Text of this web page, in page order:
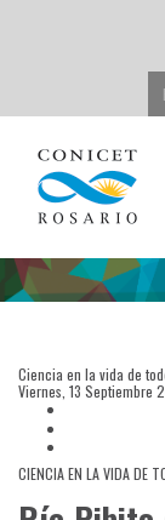
Ciencia en la vida de
Viernes, 13 Septiembre
CIENCIA EN LA VIDA DE